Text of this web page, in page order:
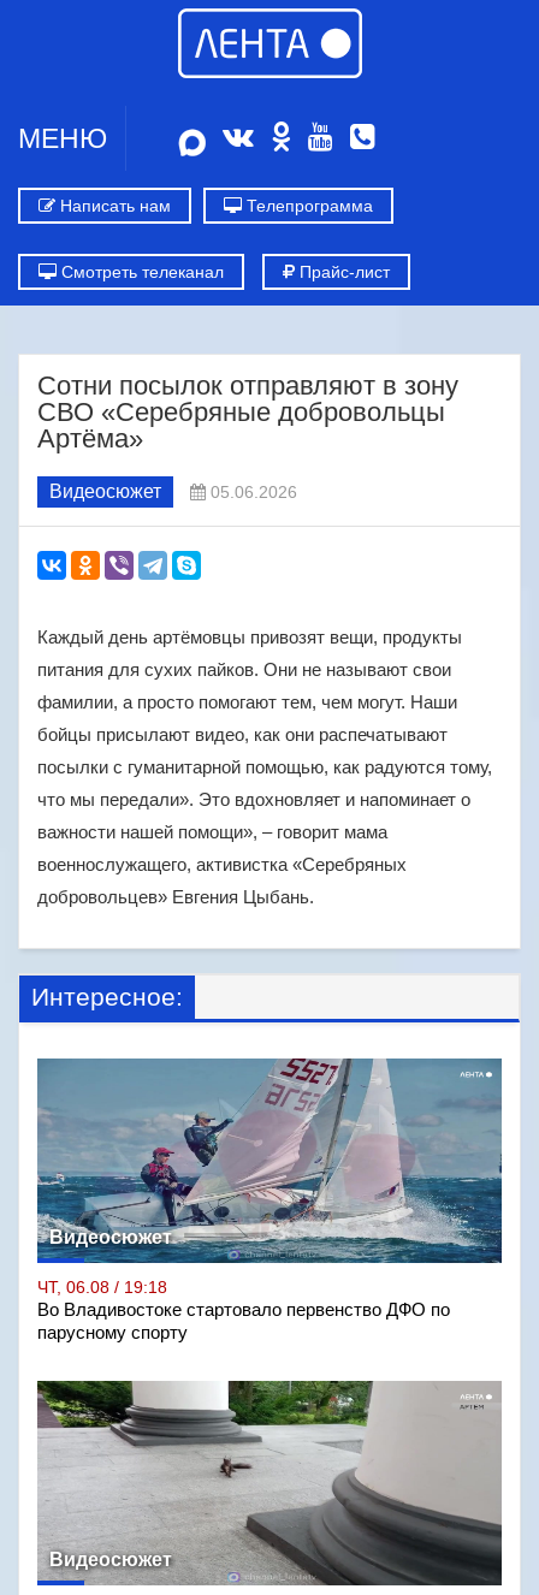
МЕНЮ
Написать нам Телепрограмма
Смотреть телеканал Прайс-лист
Сотни посылок отправляют в зону
СВО «Серебряные добровольцы
Артёма»
Видеосюжет 05.06.2026
Каждый день артёмовцы привозят вещи, продукты
питания для сухих пайков. Они не называют свои
фамилии, а просто помогают тем, чем могут. Наши
бойцы присылают видео, как они распечатывают
посылки с гуманитарной помощью, как радуются тому,
что мы передали». Это вдохновляет и напоминает о
важности нашей помощи», – говорит мама
военнослужащего, активистка «Серебряных
добровольцев» Евгения Цыбань.
Интересное:
Видеосюжет
ЧТ, 06.08 / 19:18
Во Владивостоке стартовало первенство ДФО по
парусному спорту
Видеосюжет